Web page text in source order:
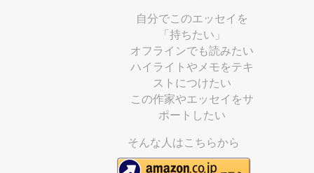
自分でこのエッセイを
「持ちたい」
オフラインでも読みたい
ハイライトやメモをテキ
ストにつけたい
この作家やエッセイをサ
ポートしたい
そんな人はこちらから